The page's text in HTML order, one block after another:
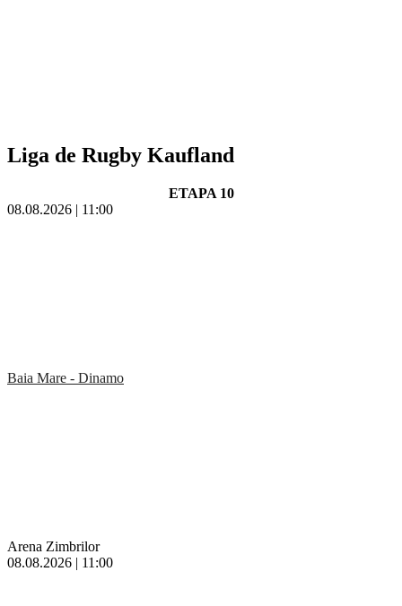
Liga de Rugby Kaufland
ETAPA 10
08.08.2026 | 11:00
Baia Mare - Dinamo
Arena Zimbrilor
08.08.2026 | 11:00